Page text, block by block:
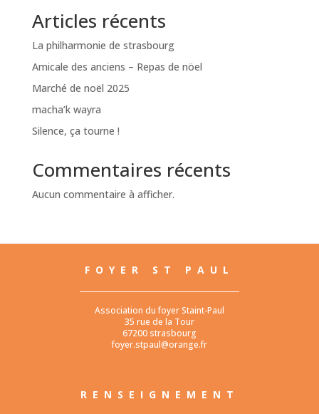
Articles récents
La philharmonie de strasbourg
Amicale des anciens – Repas de nöel
Marché de noël 2025
macha’k wayra
Silence, ça tourne !
Commentaires récents
Aucun commentaire à afficher.
FOYER ST PAUL
Association du foyer Staint-Paul
35 rue de la Tour
67200 strasbourg
foyer.stpaul@orange.fr
RENSEIGNEMENT